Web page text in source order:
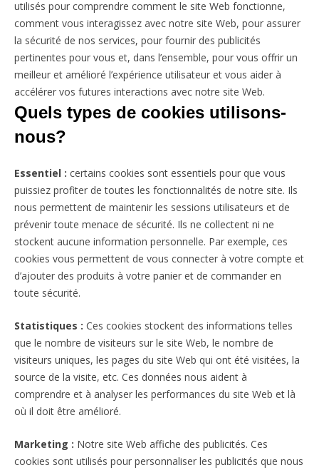
utilisés pour comprendre comment le site Web fonctionne,
comment vous interagissez avec notre site Web, pour assurer
la sécurité de nos services, pour fournir des publicités
pertinentes pour vous et, dans l’ensemble, pour vous offrir un
meilleur et amélioré l’expérience utilisateur et vous aider à
accélérer vos futures interactions avec notre site Web.
Quels types de cookies utilisons-
nous?
Essentiel : certains cookies sont essentiels pour que vous
puissiez profiter de toutes les fonctionnalités de notre site. Ils
nous permettent de maintenir les sessions utilisateurs et de
prévenir toute menace de sécurité. Ils ne collectent ni ne
stockent aucune information personnelle. Par exemple, ces
cookies vous permettent de vous connecter à votre compte et
d’ajouter des produits à votre panier et de commander en
toute sécurité.
Statistiques : Ces cookies stockent des informations telles
que le nombre de visiteurs sur le site Web, le nombre de
visiteurs uniques, les pages du site Web qui ont été visitées, la
source de la visite, etc. Ces données nous aident à
comprendre et à analyser les performances du site Web et là
où il doit être amélioré.
Marketing : Notre site Web affiche des publicités. Ces
cookies sont utilisés pour personnaliser les publicités que nous